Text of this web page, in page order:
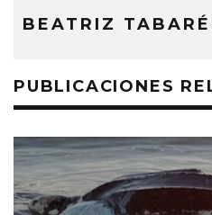
BEATRIZ
PUBLICACIONES